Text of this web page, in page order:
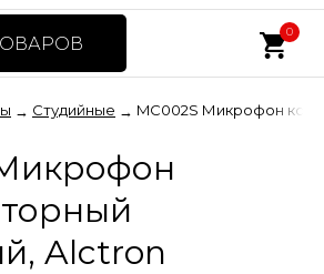
0
→ Студийные → MC002S Микрофон
Alctron